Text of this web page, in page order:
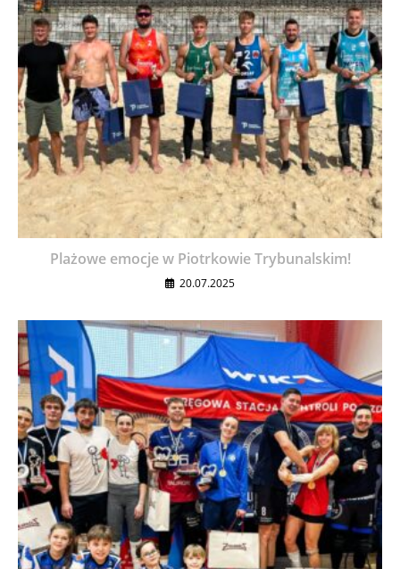
Plażowe emocje w Piotrkowie Trybunalskim!
20.07.2025